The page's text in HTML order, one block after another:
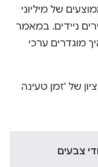
של מיליוני
ניידים. במאמר
מוגדרים ערכי
של 'זמן טעינה
צבעים